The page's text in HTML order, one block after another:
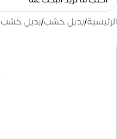
الرئيسية/بديل خشب/بديل خشب MDF